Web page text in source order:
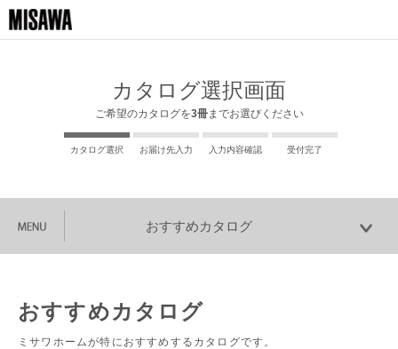
カタログ選択画面
ご希望のカタログを3冊までお選びください
カタログ選択 お届け先入力 入力内容確認 受付完了
おすすめカタログ
おすすめカタログ
ミサワホームが特におすすめするカタログです。